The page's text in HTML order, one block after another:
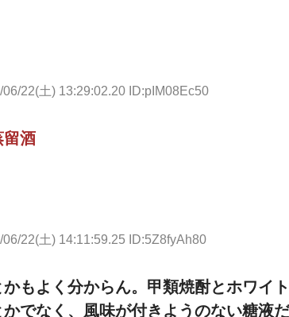
06/22(土) 13:29:02.20 ID:pIM08Ec50
留酒
06/22(土) 14:11:59.25 ID:5Z8fyAh80
もよく分からん。甲類焼酎とホワイト
でなく、風味が付きようのない糖液